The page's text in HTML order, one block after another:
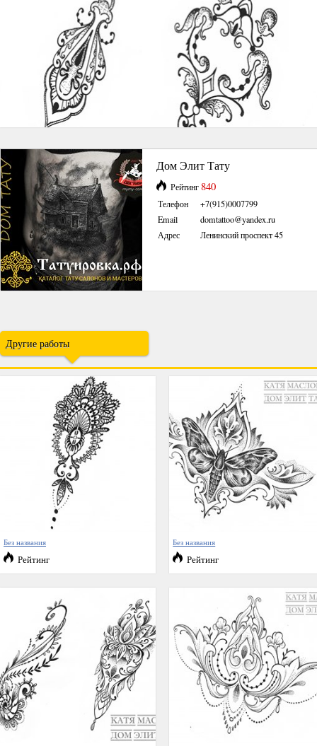
Дом Элит Тату
Рейтинг840
Телефон
+7(915)0007799
Email
domtattoo@yandex.ru
Адрес
Ленинский проспект 45
Другие работы
Без названия
Рейтинг
Без названия
Рейтинг